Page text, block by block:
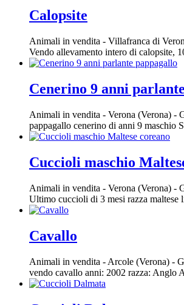
Calopsite
Animali in vendita - Villafranca di
Vendo allevamento intero di calopsite,
Cenerino 9 anni
Animali in vendita - Verona (Verona) -
pappagallo cenerino di anni 9 maschio
Cuccioli maschio
Animali in vendita - Verona (Verona) -
Ultimo cuccioli di 3 mesi razza maltese
Cavallo
Animali in vendita - Arcole (Verona) -
vendo cavallo anni: 2002 razza: Anglo